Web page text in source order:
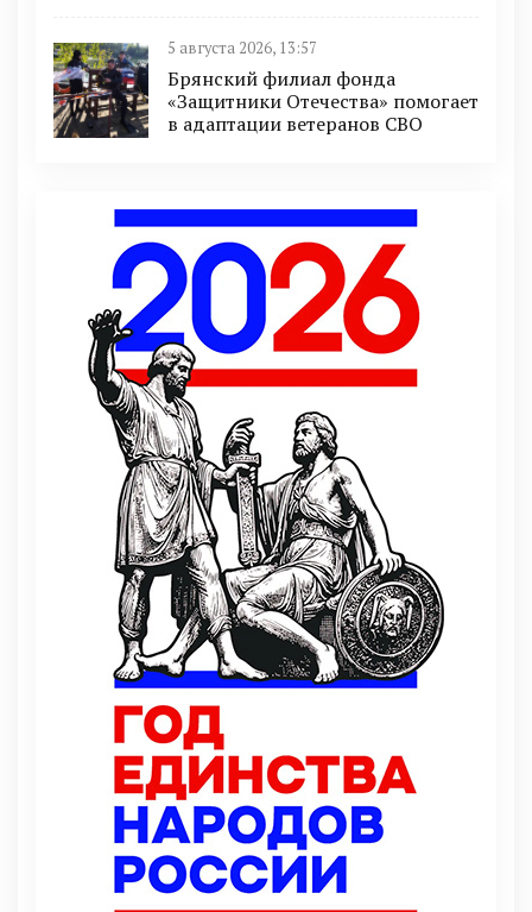
5 августа 2026, 13:57
Брянский филиал фонда
«Защитники Отечества» помогает
в адаптации ветеранов СВО